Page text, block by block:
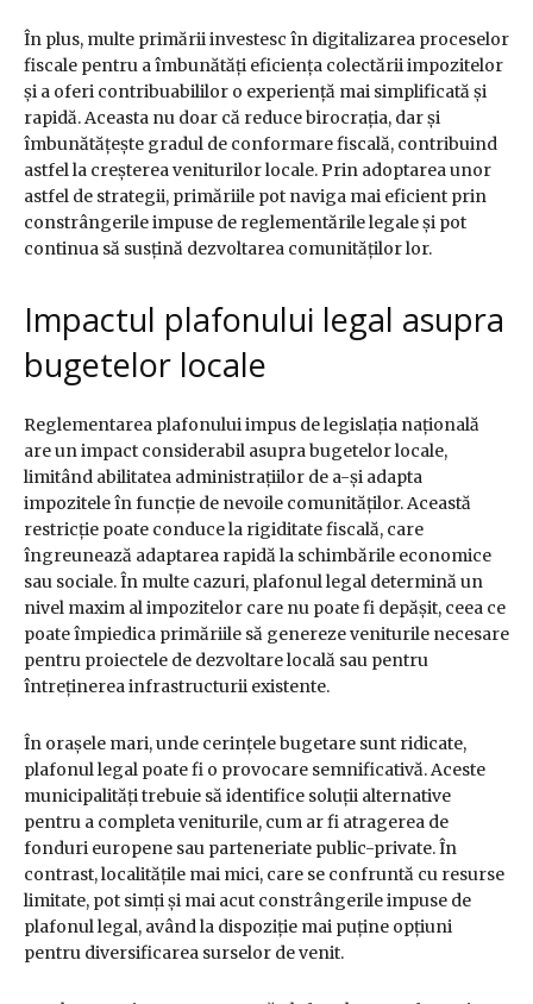
În plus, multe primării investesc în digitalizarea proceselor
fiscale pentru a îmbunătăți eficiența colectării impozitelor
și a oferi contribuabililor o experiență mai simplificată și
rapidă. Aceasta nu doar că reduce birocrația, dar și
îmbunătățește gradul de conformare fiscală, contribuind
astfel la creșterea veniturilor locale. Prin adoptarea unor
astfel de strategii, primăriile pot naviga mai eficient prin
constrângerile impuse de reglementările legale și pot
continua să susțină dezvoltarea comunităților lor.
Impactul plafonului legal asupra
bugetelor locale
Reglementarea plafonului impus de legislația națională
are un impact considerabil asupra bugetelor locale,
limitând abilitatea administrațiilor de a-și adapta
impozitele în funcție de nevoile comunităților. Această
restricție poate conduce la rigiditate fiscală, care
îngreunează adaptarea rapidă la schimbările economice
sau sociale. În multe cazuri, plafonul legal determină un
nivel maxim al impozitelor care nu poate fi depășit, ceea ce
poate împiedica primăriile să genereze veniturile necesare
pentru proiectele de dezvoltare locală sau pentru
întreținerea infrastructurii existente.
În orașele mari, unde cerințele bugetare sunt ridicate,
plafonul legal poate fi o provocare semnificativă. Aceste
municipalități trebuie să identifice soluții alternative
pentru a completa veniturile, cum ar fi atragerea de
fonduri europene sau parteneriate public-private. În
contrast, localitățile mai mici, care se confruntă cu resurse
limitate, pot simți și mai acut constrângerile impuse de
plafonul legal, având la dispoziție mai puține opțiuni
pentru diversificarea surselor de venit.